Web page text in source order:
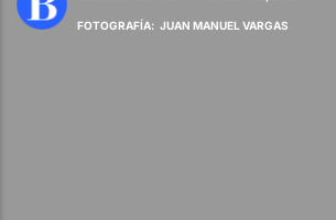
FOTOGRAFÍA: JUAN MANUEL VARGAS